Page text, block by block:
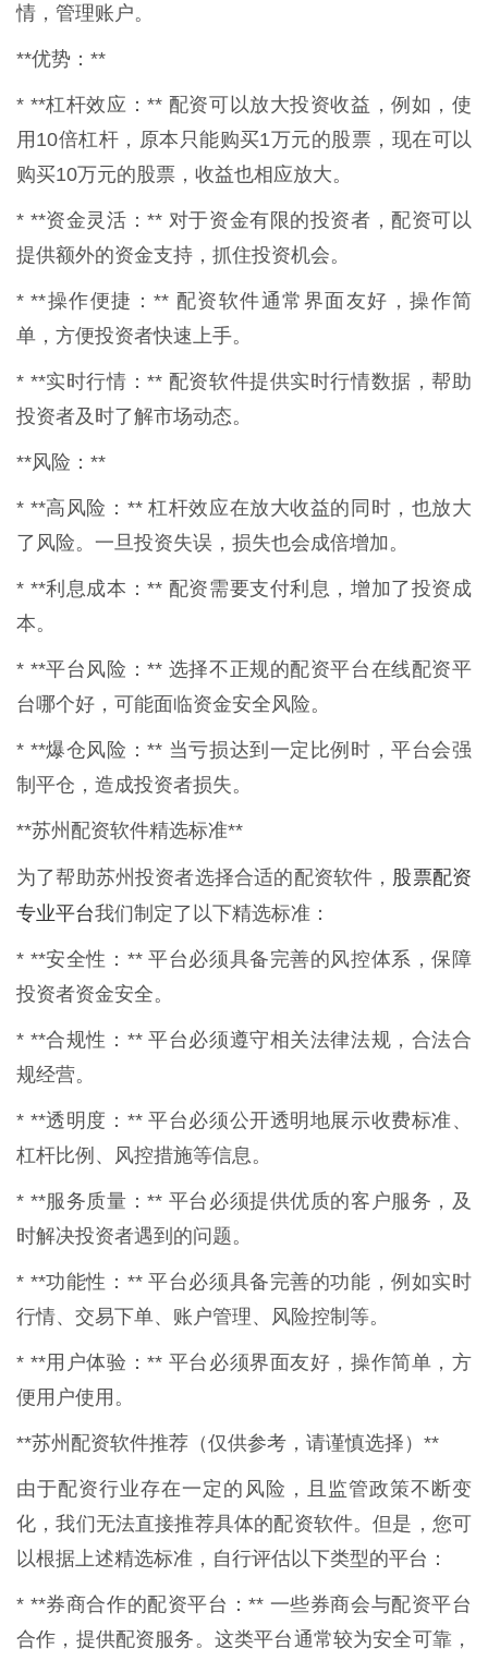
情，管理账户。
**优势：**
* **杠杆效应：** 配资可以放大投资收益，例如，使
用10倍杠杆，原本只能购买1万元的股票，现在可以
购买10万元的股票，收益也相应放大。
* **资金灵活：** 对于资金有限的投资者，配资可以
提供额外的资金支持，抓住投资机会。
* **操作便捷：** 配资软件通常界面友好，操作简
单，方便投资者快速上手。
* **实时行情：** 配资软件提供实时行情数据，帮助
投资者及时了解市场动态。
**风险：**
* **高风险：** 杠杆效应在放大收益的同时，也放大
了风险。一旦投资失误，损失也会成倍增加。
* **利息成本：** 配资需要支付利息，增加了投资成
本。
* **平台风险：** 选择不正规的配资平台在线配资平
台哪个好，可能面临资金安全风险。
* **爆仓风险：** 当亏损达到一定比例时，平台会强
制平仓，造成投资者损失。
**苏州配资软件精选标准**
为了帮助苏州投资者选择合适的配资软件， 股票配资
专业平台我们制定了以下精选标准：
* **安全性：** 平台必须具备完善的风控体系，保障
投资者资金安全。
* **合规性：** 平台必须遵守相关法律法规，合法合
规经营。
* **透明度：** 平台必须公开透明地展示收费标准、
杠杆比例、风控措施等信息。
* **服务质量：** 平台必须提供优质的客户服务，及
时解决投资者遇到的问题。
* **功能性：** 平台必须具备完善的功能，例如实时
行情、交易下单、账户管理、风险控制等。
* **用户体验：** 平台必须界面友好，操作简单，方
便用户使用。
**苏州配资软件推荐（仅供参考，请谨慎选择）**
由于配资行业存在一定的风险，且监管政策不断变
化，我们无法直接推荐具体的配资软件。但是，您可
以根据上述精选标准，自行评估以下类型的平台：
* **券商合作的配资平台：** 一些券商会与配资平台
合作，提供配资服务。这类平台通常较为安全可靠，